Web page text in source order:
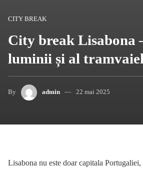
CITY BREAK
City break Lisabona
luminii și al
By admin 22 mai 2025
Lisabona nu este doar capitala